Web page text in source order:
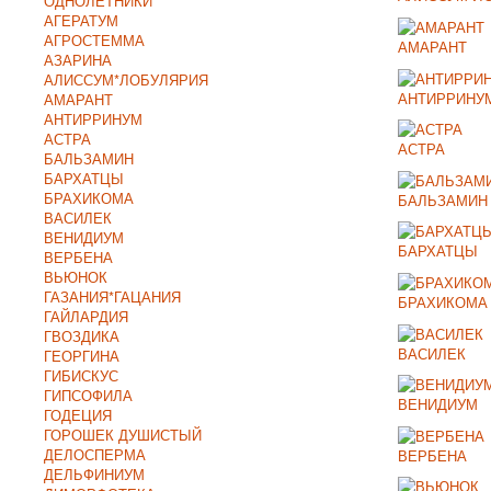
АГЕРАТУМ
АГРОСТЕММА
АЗАРИНА
АЛИССУМ*ЛОБУЛЯРИЯ
АМАРАНТ
АНТИРРИНУМ
АСТРА
БАЛЬЗАМИН
БАРХАТЦЫ
БРАХИКОМА
ВАСИЛЕК
ВЕНИДИУМ
ВЕРБЕНА
ВЬЮНОК
ГАЗАНИЯ*ГАЦАНИЯ
ГАЙЛАРДИЯ
ГВОЗДИКА
ГЕОРГИНА
ГИБИСКУС
ГИПСОФИЛА
ГОДЕЦИЯ
ГОРОШЕК ДУШИСТЫЙ
ДЕЛОСПЕРМА
ДЕЛЬФИНИУМ
АМАРАНТ
АСТРА
БАЛЬЗАМИН
БАРХАТЦЫ
БРАХИКОМА
ВАСИЛЕК
ВЕНИДИУМ
ВЕРБЕНА